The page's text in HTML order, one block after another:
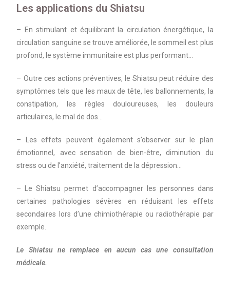
Les applications du Shiatsu
– En stimulant et équilibrant la circulation énergétique, la
circulation sanguine se trouve améliorée, le sommeil est plus
profond, le système immunitaire est plus performant…
– Outre ces actions préventives, le Shiatsu peut réduire des
symptômes tels que les maux de tête, les ballonnements, la
constipation, les règles douloureuses, les douleurs
articulaires, le mal de dos…
– Les effets peuvent également s’observer sur le plan
émotionnel, avec sensation de bien-être, diminution du
stress ou de l’anxiété, traitement de la dépression…
– Le Shiatsu permet d’accompagner les personnes dans
certaines pathologies sévères en réduisant les effets
secondaires lors d’une chimiothérapie ou radiothérapie par
exemple.
Le Shiatsu ne remplace en aucun cas une consultation
médicale.